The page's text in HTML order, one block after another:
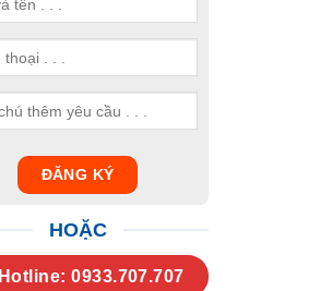
HOẶC
Hotline: 0933.707.707